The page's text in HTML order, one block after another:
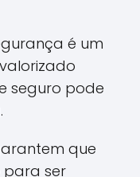
é um
seguro pode
que
para ser